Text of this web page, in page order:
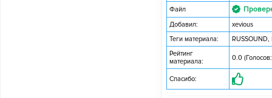
Файл
Добавил:
xevious
Теги материала:
RUSSOUND,
Рейтинг
материала:
0.0
Спасибо: